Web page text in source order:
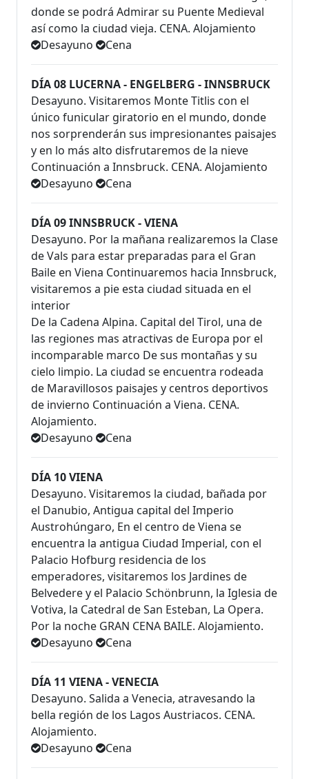
donde se podrá Admirar su Puente Medieval
así como la ciudad vieja. CENA. Alojamiento
Desayuno
Cena
DÍA 08 LUCERNA - ENGELBERG - INNSBRUCK
Desayuno. Visitaremos Monte Titlis con el
único funicular giratorio en el mundo, donde
nos sorprenderán sus impresionantes paisajes
y en lo más alto disfrutaremos de la nieve
Continuación a Innsbruck. CENA. Alojamiento
Desayuno
Cena
DÍA 09 INNSBRUCK - VIENA
Desayuno. Por la mañana realizaremos la Clase
de Vals para estar preparadas para el Gran
Baile en Viena Continuaremos hacia Innsbruck,
visitaremos a pie esta ciudad situada en el
interior
De la Cadena Alpina. Capital del Tirol, una de
las regiones mas atractivas de Europa por el
incomparable marco De sus montañas y su
cielo limpio. La ciudad se encuentra rodeada
de Maravillosos paisajes y centros deportivos
de invierno Continuación a Viena. CENA.
Alojamiento.
Desayuno
Cena
DÍA 10 VIENA
Desayuno. Visitaremos la ciudad, bañada por
el Danubio, Antigua capital del Imperio
Austrohúngaro, En el centro de Viena se
encuentra la antigua Ciudad Imperial, con el
Palacio Hofburg residencia de los
emperadores, visitaremos los Jardines de
Belvedere y el Palacio Schönbrunn, la Iglesia de
Votiva, la Catedral de San Esteban, La Opera.
Por la noche GRAN CENA BAILE. Alojamiento.
Desayuno
Cena
DÍA 11 VIENA - VENECIA
Desayuno. Salida a Venecia, atravesando la
bella región de los Lagos Austriacos. CENA.
Alojamiento.
Desayuno
Cena